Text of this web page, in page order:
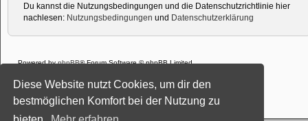
Diese Website nutzt Cookies, um dir den
bestmöglichen Komfort bei der Nutzung zu
Du kannst die Nutzungsbedingungen und die Datenschutzrichtlinie hier
nachlesen: Nutzungsbedingungen und Datenschutzerklärung
Powered byphpBB® Forum Software © phpBB Limited
Style: Black-Silver-Split by Joyce&LunaphpBB-Style-Design